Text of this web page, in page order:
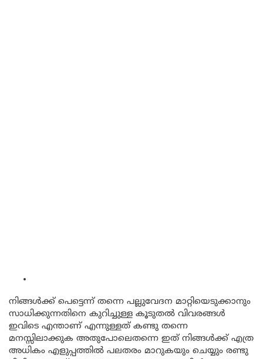
നിങ്ങൾക്ക് പെട്ടെന്ന് തന്നെ പല്ലുവേദന മാറ്റിയെടുക്കാനും
സാധിക്കുന്നതിനെ കുറിച്ചുള്ള കൂടുതൽ വിവരങ്ങൾ
ഇവിടെ എന്താണ് എന്നുള്ളത് കണ്ടു തന്നെ
മനസ്സിലാക്കുക അതുപോലെതന്നെ ഇത് നിങ്ങൾക്ക് എത്ര
അധികം എളുപ്പത്തിൽ പലതരം മാറുകയും ചെയ്യും രണ്ടു